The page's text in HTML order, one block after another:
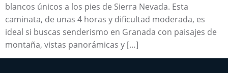
blancos únicos a los pies de Sierra Nevada. Esta
caminata, de unas 4 horas y dificultad moderada, es
ideal si buscas senderismo en Granada con paisajes de
montaña, vistas panorámicas y […]